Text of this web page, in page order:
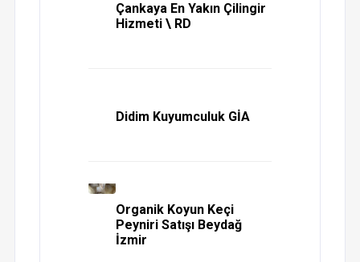
Çankaya En Yakın Çilingir
Hizmeti \ RD
Didim Kuyumculuk GİA
Organik Koyun Keçi
Peyniri Satışı Beydağ
İzmir